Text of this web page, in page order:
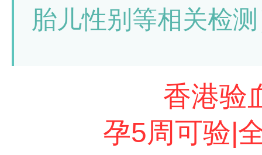
胎儿性别等相关检
香港验
孕5周可验|全